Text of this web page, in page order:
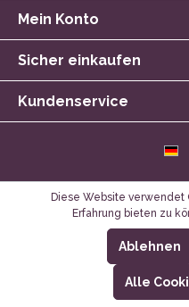
Mein Konto
Sicher einkaufen
Kundenservice
Diese Website
Erfahrung bieten zu
Ablehnen
Alle